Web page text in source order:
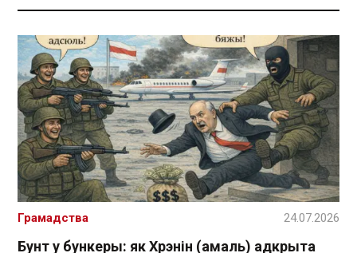
Бунт у бункеры: як Хрэнін (амаль) адкрыта
Грамадства 24.07.2026